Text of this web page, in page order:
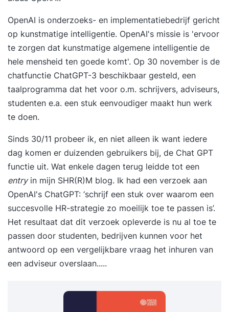
OpenAI is onderzoeks- en implementatiebedrijf gericht
op kunstmatige intelligentie. OpenAI's missie is 'ervoor
te zorgen dat kunstmatige algemene intelligentie de
hele mensheid ten goede komt'. Op 30 november is de
chatfunctie ChatGPT-3 beschikbaar gesteld, een
taalprogramma dat het voor o.m. schrijvers, adviseurs,
studenten e.a. een stuk eenvoudiger maakt hun werk
te doen.
Sinds 30/11 probeer ik, en niet alleen ik want iedere
dag komen er duizenden gebruikers bij, de Chat GPT
functie uit. Wat enkele dagen terug leidde tot een
entryin mijn SHR(R)M blog. Ik had een verzoek aan
OpenAI's ChatGPT: ‘schrijf een stuk over waarom een
succesvolle HR-strategie zo moeilijk toe te passen is’.
Het resultaat dat dit verzoek opleverde is nu al toe te
passen door studenten, bedrijven kunnen voor het
antwoord op een vergelijkbare vraag het inhuren van
een adviseur overslaan.....